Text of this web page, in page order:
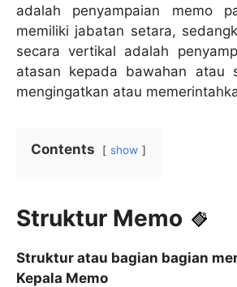
adalah penyampaian memo
memiliki jabatan setara,
secara vertikal adalah
atasan kepada bawahan atau
mengingatkan atau
Contents show
Struktur Memo
Struktur atau bagian bagian
Kepala Memo